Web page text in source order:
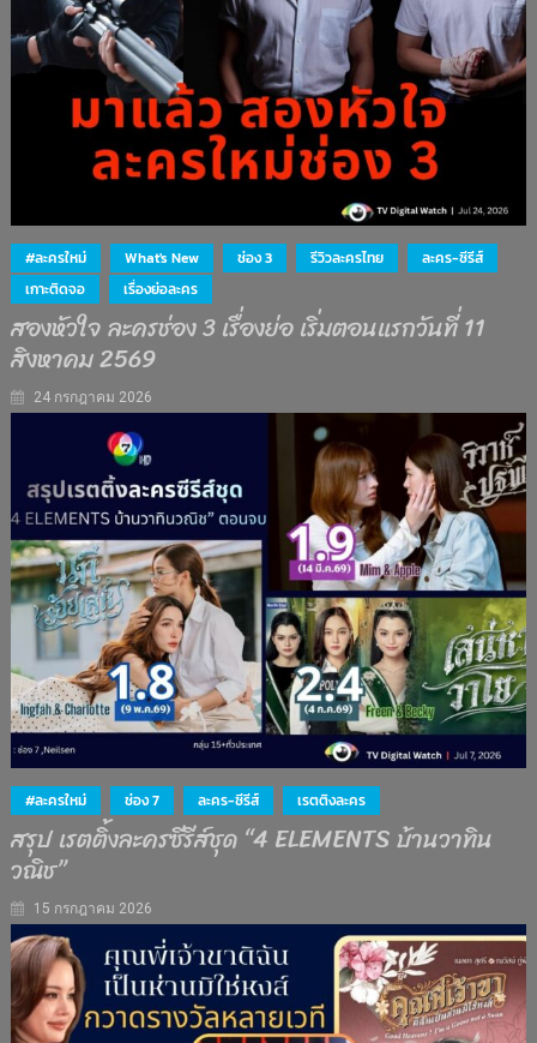
#ละครใหม่ What's New ช่อง 3 รีวิวละครไทย
ละคร-ซีรีส์
เกาะติดจอ
เรื่องย่อละคร
สองหัวใจ ละครช่อง 3 เรื่องย่อ เริ่มตอนแรกวันที่ 11
สิงหาคม 2569
24 กรกฎาคม 2026
#ละครใหม่ ช่อง 7 ละคร-ซีรีส์ เรตติงละคร
สรุป เรตติ้งละครซีรีส์ชุด “4 ELEMENTS บ้านวาทิน
วณิช”
15 กรกฎาคม 2026